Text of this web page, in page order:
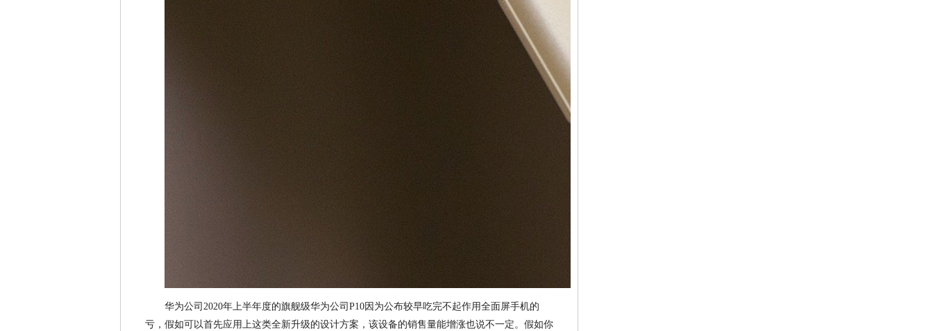
华为公司2020年上半年度的旗舰级华为公司P10因为公布较早吃完不起作用全面屏手机的
亏，假如可以首先应用上这类全新升级的设计方案，该设备的销售量能增涨也说不一定。假如你